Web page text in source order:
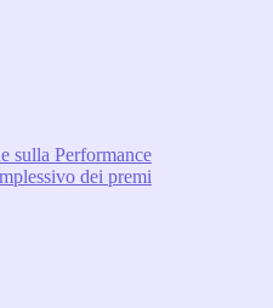
sulla Performance
dei premi